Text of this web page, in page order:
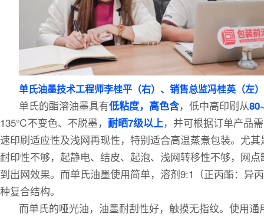
单氏油墨技术工程师李桂平（右）、销售总监冯桂英（左
单氏的酯溶油墨具有低粘度，高色含，低中高印刷从
135℃不变色、不脱墨， 耐晒7级以上，并可根据订单产品
速印刷适应性及浅网再现性，特别适合高温蒸煮包装。尤
耐印性不够，起静电、结皮、起泡、浅网转移性不够，网
到出网效果。而单氏油墨使用简单，溶剂9:1（正丙酯：异
种复合结构。
而单氏的哑光油，油墨耐刮性好，触摸无指纹。使用